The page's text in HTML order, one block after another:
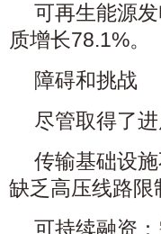
可再生能源
质增长78.1%。
障碍和挑战
尽管取得了
传输基础设
缺乏高压线路限
可持续融资